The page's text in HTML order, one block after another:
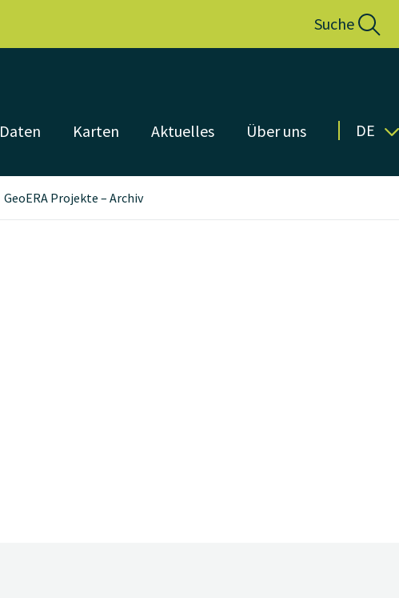
Suche
Daten Karten Aktuelles Über uns DE
GeoERA Projekte – Archiv